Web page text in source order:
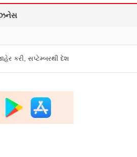
દેશભારમાં થશે શરૂ